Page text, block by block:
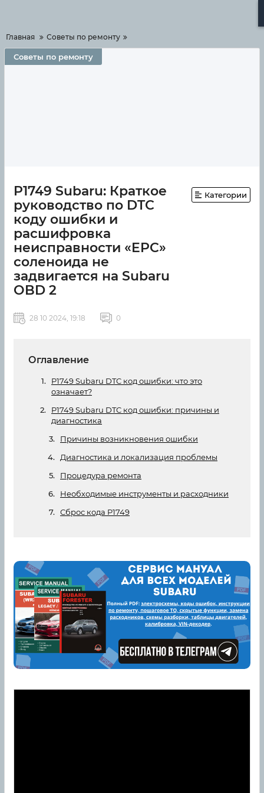
Главная Советы по ремонту
Советы по ремонту
P1749 Subaru: Краткое
руководство по DTC
коду ошибки и
расшифровка
неисправности «EPC»
соленоида не
задвигается на Subaru
OBD 2
Категории
28 10 2024, 19:18 0
Оглавление
P1749 Subaru DTC код ошибки: что это
означает?
P1749 Subaru DTC код ошибки: причины и
диагностика
Причины возникновения ошибки
Диагностика и локализация проблемы
Процедура ремонта
Необходимые инструменты и расходники
Сброс кода P1749